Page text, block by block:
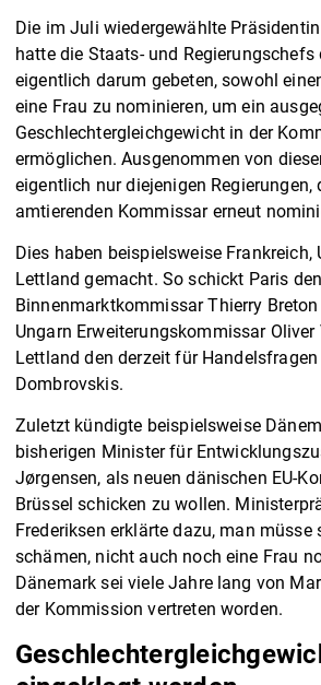
Die im Juli wiedergewählte
hatte die Staats- und Regierungschefs
eigentlich darum gebeten, sowohl
eine Frau zu nominieren, um ein
Geschlechtergleichgewicht in der
ermöglichen. Ausgenommen von
eigentlich nur diejenigen Regierungen,
amtierenden Kommissar erneut
Dies haben beispielsweise Frankreich,
Lettland gemacht. So schickt Paris
Binnenmarktkommissar Thierry Breton
Ungarn Erweiterungskommissar Oliver
Lettland den derzeit für
Dombrovskis.
Zuletzt kündigte beispielsweise
bisherigen Minister für
Jørgensen, als neuen dänischen EU-
Brüssel schicken zu wollen.
Frederiksen erklärte dazu, man
schämen, nicht auch noch eine Frau
Dänemark sei viele Jahre lang von
der Kommission vertreten worden.